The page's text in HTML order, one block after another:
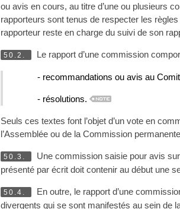
ou avis en cours, au titre d’une ou plusieurs
rapporteurs sont tenus de respecter les
rapporteur reste en charge du suivi de son
50.2. Le rapport d’une commission
- recommandations ou avis au
- résolutions.
Seuls ces textes font l’objet d’un vote en
l’Assemblée ou de la Commission
50.3.
Une commission saisie pour avis
présenté par écrit doit contenir au début une
50.4.
En outre, le rapport d’une
divergents qui se sont manifestés au sein de